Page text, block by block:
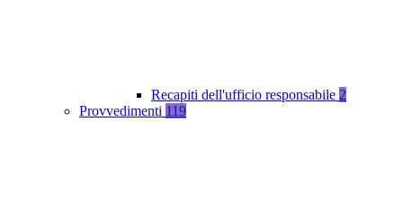
Recapiti dell'ufficio responsabile 2
Provvedimenti 119